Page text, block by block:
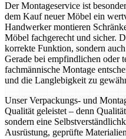
Der Montageservice ist
dem Kauf neuer Möbel ein
Handwerker montieren
Möbel fachgerecht und sicher.
korrekte Funktion, sondern
Gerade bei empfindlichen oder
fachmännische Montage
und die Langlebigkeit zu
Unser Verpackungs- und
Qualität geleistet – denn
sondern eine
Ausrüstung, geprüfte